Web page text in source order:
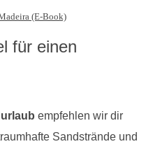
(E-Book)
für einen
empfehlen wir dir
Sandstrände und